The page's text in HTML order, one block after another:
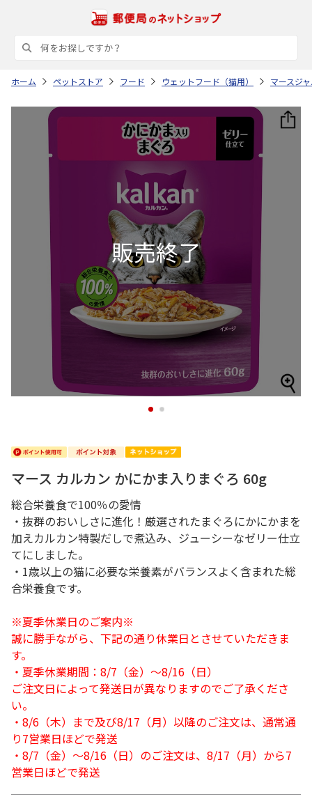
ホーム ペットストア フード ウェットフード（猫用） マースジ
1 2
マース カルカン かにかま入りまぐろ 60g
総合栄養食で100％の愛情
・抜群のおいしさに進化！厳選されたまぐろにかにかまを
加えカルカン特製だしで煮込み、ジューシーなゼリー仕立
てにしました。
・1歳以上の猫に必要な栄養素がバランスよく含まれた総
合栄養食です。
※夏季休業日のご案内※
誠に勝手ながら、下記の通り休業日とさせていただきま
す。
・夏季休業期間：8/7（金）～8/16（日）
ご注文日によって発送日が異なりますのでご了承くださ
い。
・8/6（木）まで及び8/17（月）以降のご注文は、通常通
り7営業日ほどで発送
・8/7（金）～8/16（日）のご注文は、8/17（月）から7
営業日ほどで発送